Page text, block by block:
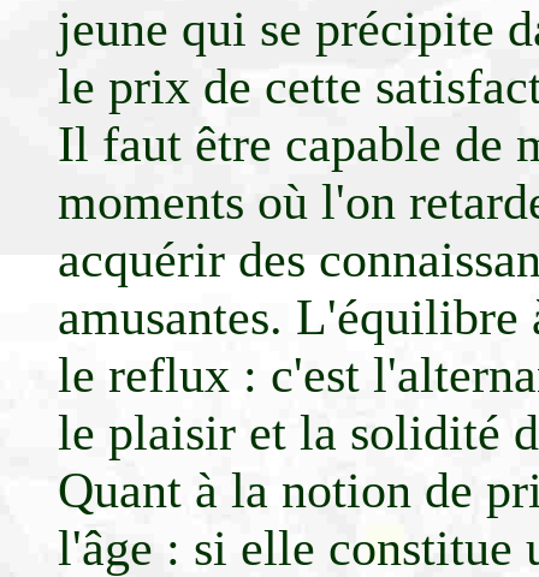
jeune qui se précipite
le prix de cette
Il faut être capable de
moments où l'on
acquérir des
amusantes.
le reflux : c'est
le plaisir et la solidité
Quant à la notion de
l'âge : si elle constitue